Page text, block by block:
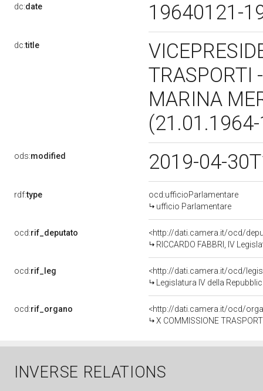
dc:date 19640121-
dc:title
TRASPORTI
MARINA
ods:modified 2019-04-
rdf:type
ocd:ufficioParlamentare
ufficio Parlamentare
ocd:rif_deputato
<http://dati.camera.it/ocd/
RICCARDO FABBRI, IV
ocd:rif_leg
<http://dati.camera.it/ocd/
Legislatura IV della
ocd:rif_organo
<http://dati.camera.it/ocd/
X COMMISSIONE
INVERSE RELATIONS